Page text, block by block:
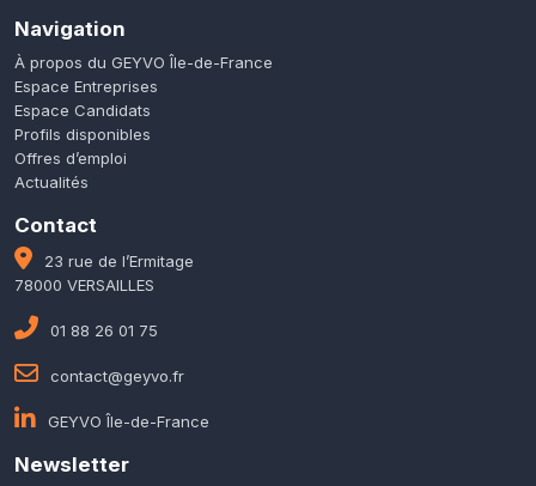
Navigation
À propos du GEYVO Île-de-France
Espace Entreprises
Espace Candidats
Profils disponibles
Offres d’emploi
Actualités
Contact
23 rue de l’Ermitage
78000 VERSAILLES
01 88 26 01 75
contact@geyvo.fr
GEYVO Île-de-France
Newsletter